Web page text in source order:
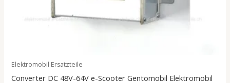
Elektromobil Ersatzteile
Converter DC 48V-64V e-Scooter Gentomobil Elektromobil